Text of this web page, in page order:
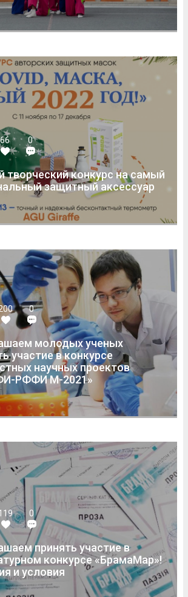
66 0
творческий конкурс на самый
защитный аксессуар
0
молодых ученых
участие в конкурсе
научных проектов
РФФИ М-2021»
0
принять участие в
конкурсе «БрамаМар»!
и условия